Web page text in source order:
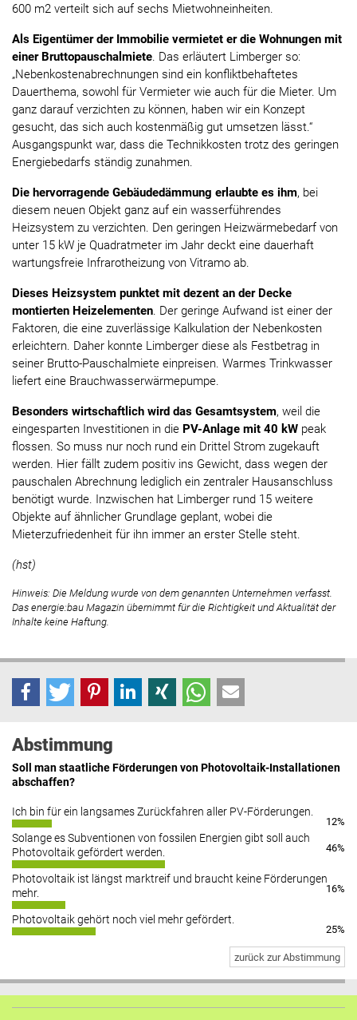
600 m2 verteilt sich auf sechs Mietwohneinheiten.
Als Eigentümer der Immobilie vermietet er die Wohnungen mit
einer Bruttopauschalmiete. Das erläutert Limberger so:
„Nebenkostenabrechnungen sind ein konfliktbehaftetes
Dauerthema, sowohl für Vermieter wie auch für die Mieter. Um
ganz darauf verzichten zu können, haben wir ein Konzept
gesucht, das sich auch kostenmäßig gut umsetzen lässt.“
Ausgangspunkt war, dass die Technikkosten trotz des geringen
Energiebedarfs ständig zunahmen.
Die hervorragende Gebäudedämmung erlaubte es ihm, bei
diesem neuen Objekt ganz auf ein wasserführendes
Heizsystem zu verzichten. Den geringen Heizwärmebedarf von
unter 15 kW je Quadratmeter im Jahr deckt eine dauerhaft
wartungsfreie Infrarotheizung von Vitramo ab.
Dieses Heizsystem punktet mit dezent an der Decke
montierten Heizelementen. Der geringe Aufwand ist einer der
Faktoren, die eine zuverlässige Kalkulation der Nebenkosten
erleichtern. Daher konnte Limberger diese als Festbetrag in
seiner Brutto-Pauschalmiete einpreisen. Warmes Trinkwasser
liefert eine Brauchwasserwärmepumpe.
Besonders wirtschaftlich wird das Gesamtsystem, weil die
eingesparten Investitionen in die PV-Anlage mit 40 kW peak
flossen. So muss nur noch rund ein Drittel Strom zugekauft
werden. Hier fällt zudem positiv ins Gewicht, dass wegen der
pauschalen Abrechnung lediglich ein zentraler Hausanschluss
benötigt wurde. Inzwischen hat Limberger rund 15 weitere
Objekte auf ähnlicher Grundlage geplant, wobei die
Mieterzufriedenheit für ihn immer an erster Stelle steht.
(hst)
Hinweis: Die Meldung wurde von dem genannten Unternehmen verfasst.
Das energie:bau Magazin übernimmt für die Richtigkeit und Aktualität der
Inhalte keine Haftung.
Abstimmung
Soll man staatliche Förderungen von Photovoltaik-Installationen
abschaffen?
Ich bin für ein langsames Zurückfahren aller PV-Förderungen.
12%
Solange es Subventionen von fossilen Energien gibt soll auch
Photovoltaik gefördert werden.
46%
Photovoltaik ist längst marktreif und braucht keine Förderungen
mehr.
16%
Photovoltaik gehört noch viel mehr gefördert.
25%
zurück zur Abstimmung